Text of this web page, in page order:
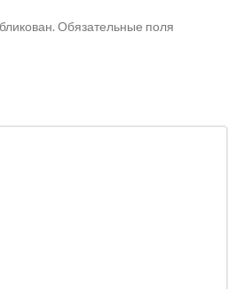
Обязательные поля